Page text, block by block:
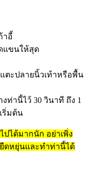
าอี้
แขนให้สุด
ตะปลายนิ้วเท้าหรือพื้น
ท่านี้ไว้ 30 วินาที ถึง 1
ริ่มต้น
ปได้มากนัก อย่าเพิ่ง
ดหยุ่นและทำท่านี้ได้